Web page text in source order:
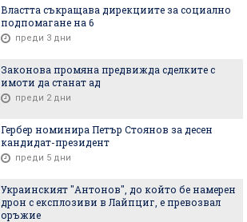
Властта съкращава дирекциите за социално
подпомагане на 6
преди 3 дни
Законова промяна предвижда сделките с
имоти да станат ад
преди 2 дни
Гербер номинира Петър Стоянов за десен
кандидат-президент
преди 5 дни
Украинският "Антонов", до който бе намерен
дрон с експлозиви в Лайпциг, е превозвал
оръжие